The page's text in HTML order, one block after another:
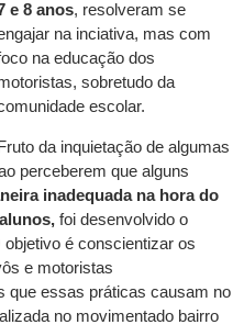
e 8 anos, resolveram se
na inciativa, mas com
na educação dos
sobretudo da
escolar.
da inquietação de algumas
perceberem que alguns
inadequada na hora do
foi desenvolvido o
objetivo é conscientizar os
e motoristas
que essas práticas causam no
no movimentado bairro